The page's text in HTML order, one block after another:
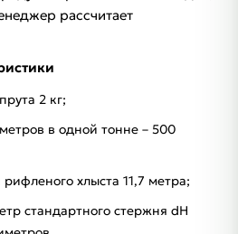
рассчитает
2 кг;
в одной тонне – 500
хлыста 11,7 метра;
стандартного стержня dH